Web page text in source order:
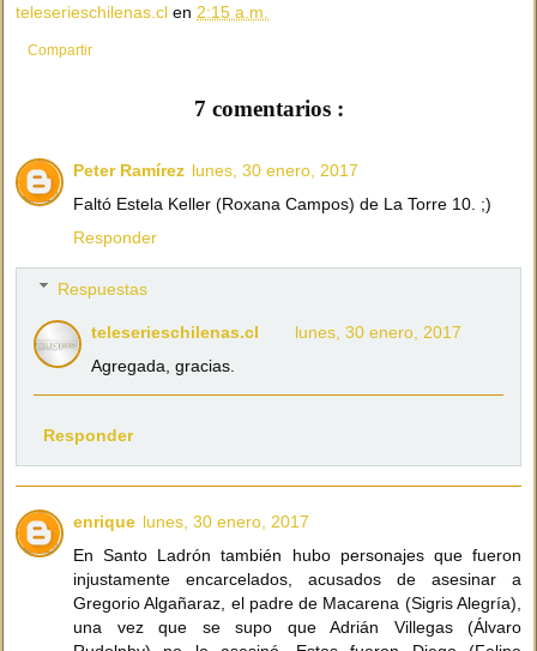
teleserieschilenas.cl en 2:15 a.m.
Compartir
7 comentarios :
Peter Ramírez lunes, 30 enero, 2017
Faltó Estela Keller (Roxana Campos) de La Torre 10. ;)
Responder
Respuestas
teleserieschilenas.cl
lunes, 30 enero, 2017
Agregada, gracias.
Responder
enrique lunes, 30 enero, 2017
En Santo Ladrón también hubo personajes que fueron
injustamente encarcelados, acusados de asesinar a
Gregorio Algañaraz, el padre de Macarena (Sigris Alegría),
una vez que se supo que Adrián Villegas (Álvaro